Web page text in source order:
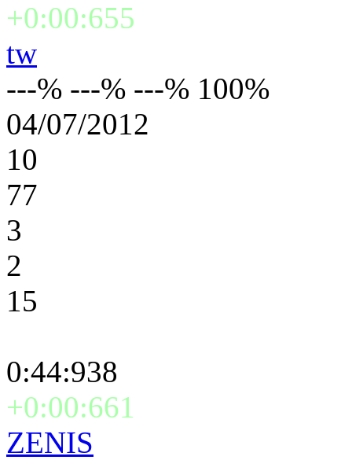
+0:00:655
tw
---% ---% ---% 100%
04/07/2012
10
77
3
2
15
0:44:938
+0:00:661
ZENIS